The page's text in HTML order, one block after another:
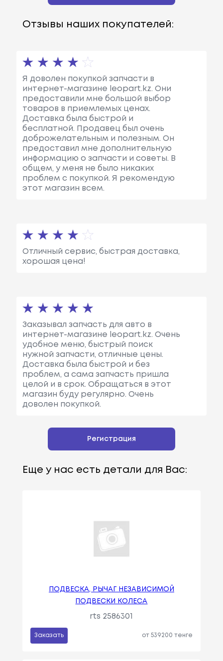
Отзывы наших покупателей:
Я доволен покупкой запчасти в
интернет-магазине leopart.kz. Они
предоставили мне большой выбор
товаров в приемлемых ценах.
Доставка была быстрой и
бесплатной. Продавец был очень
доброжелательным и полезным. Он
предоставил мне дополнительную
информацию о запчасти и советы. В
общем, у меня не было никаких
проблем с покупкой. Я рекомендую
этот магазин всем.
Отличный сервис, быстрая доставка,
хорошая цена!
Заказывал запчасть для авто в
интернет-магазине leopart.kz. Очень
удобное меню, быстрый поиск
нужной запчасти, отличные цены.
Доставка была быстрой и без
проблем, а сама запчасть пришла
целой и в срок. Обращаться в этот
магазин буду регулярно. Очень
доволен покупкой.
Регистрация
Еще у нас есть детали для Вас:
ПОДВЕСКА, РЫЧАГ НЕЗАВИСИМОЙ
ПОДВЕСКИ КОЛЕСА
rts 2586301
Заказать от 539200 тенге